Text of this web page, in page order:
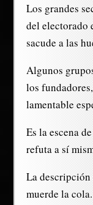
Los grandes
del electorado
sacude a las
Algunos
los
lamentable
Es la escena
refuta a sí
La descripción
muerde la cola.